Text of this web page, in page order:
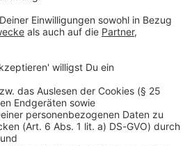
INTERESSIEREN